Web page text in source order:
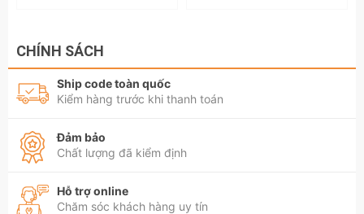
CHÍNH SÁCH
Ship code toàn quốc
Kiểm hàng trước khi thanh toán
Đảm bảo
Chất lượng đã kiểm định
Hỗ trợ online
Chăm sóc khách hàng uy tín